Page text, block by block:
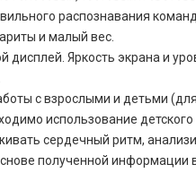
распознавания команд.
и малый вес.
дисплей. Яркость экрана и
с взрослыми и детьми
использование
сердечный ритм,
полученной